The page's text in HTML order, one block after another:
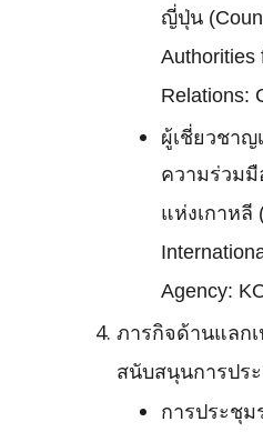
ญี่ปุ่น
Authorities
Relations:
ผู้เชี่ยวชาญ
ความร่วมมื
แห่งเกาหลี
Agency:
ภารกิจด้านแลก
สนับสนุนการปร
การประชุ